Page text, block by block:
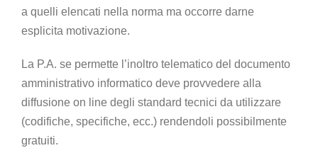
a quelli elencati nella norma ma occorre darne
esplicita motivazione.
La P.A. se permette l’inoltro telematico del documento
amministrativo informatico deve provvedere alla
diffusione on line degli standard tecnici da utilizzare
(codifiche, specifiche, ecc.) rendendoli possibilmente
gratuiti.